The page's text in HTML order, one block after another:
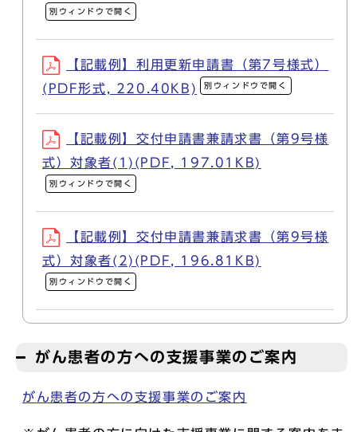
別ウィンドウで開く
【記載例】利用更新申請書（第7号様式）
(PDF形式, 220.40KB)
別ウィンドウで開く
【記載例】交付申請書兼請求書（第9号様
式）対象者(1)(PDF, 197.01KB)
別ウィンドウで開く
【記載例】交付申請書兼請求書（第9号様
式）対象者(2)(PDF, 196.81KB)
別ウィンドウで開く
がん患者の方への支援事業のご案内
がん患者の方への支援事業のご案内